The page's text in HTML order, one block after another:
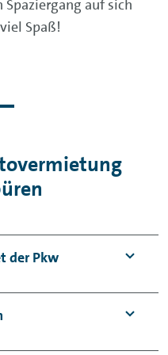
auf sich
Spaß!
der Pkw
einen
mit